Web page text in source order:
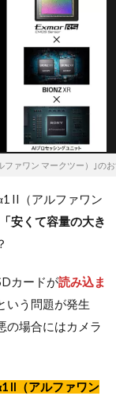
ファワン マークツー）｣の
II（アルファワン
「安くて容量の大き
カードが読み込ま
いう問題が発生
の場合にはカメラ
II（アルファワン